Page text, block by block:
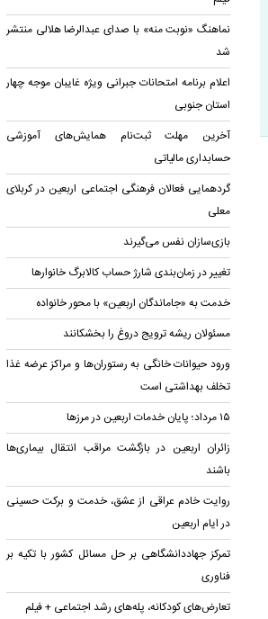
نماهنگ «نوبت منه» با صدای عبدالرضا هلالی منتشر
شد
اعلام برنامه امتحانات جبرانی ویژه غایبان موجه چهار
استان جنوبی
آخرین مهلت ثبت‌نام همایش‌های آموزشی
حسابداری مالياتی
گردهمایی فعالان فرهنگی اجتماعی اربعین در کربلای
معلی
بازی‌سازان نفس می‌گیرند
تغییر در زمان‌بندی شارژ حساب کالابرگ خانوار‌ها
خدمت به «جاماندگان اربعین» با محور خانواده
مسئولان ریشه ترویج دروغ را بخشکانند
ورود حیوانات خانگی به رستوران‌ها و مراکز عرضه غذا
تخلف بهداشتی است
۱۵ مرداد؛ پایان خدمات اربعین در مرزها
زائران اربعین در بازگشت مراقب انتقال بیماری‌ها
باشند
روایت خادم عراقی از عشق، خدمت و برکت حسینی
در ایام اربعین
تمرکز جهاددانشگاهی بر حل مسائل کشور با تکیه بر
فناوری
تعارض‌های کودکانه، پله‌های رشد اجتماعی + فیلم